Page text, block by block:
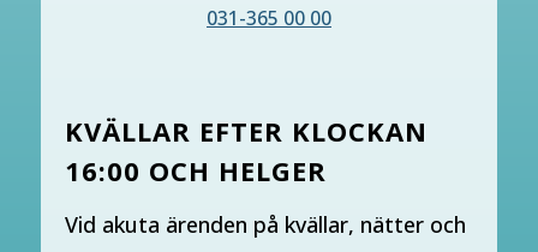
031-365 00 00
KVÄLLAR EFTER KLOCKAN
16:00 OCH HELGER
Vid akuta ärenden på kvällar, nätter och